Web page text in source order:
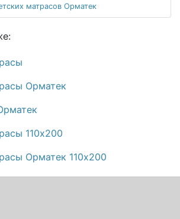
матрасов Орматек
Орматек
110х200
Орматек 110х200